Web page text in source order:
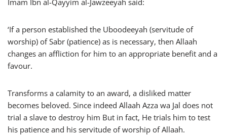
‘If a person established the Uboodeeyah (servitude of
worship) of Sabr (patience) as is necessary, then Allaah
changes an affliction for him to an appropriate benefit and a
favour.
Transforms a calamity to an award, a disliked matter
becomes beloved. Since indeed Allaah Azza wa Jal does not
trial a slave to destroy him But in fact, He trials him to test
his patience and his servitude of worship of Allaah.